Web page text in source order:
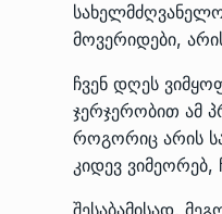
მოვერიდები,
ჩვენ დღეს
ჯერჯერობით ამ
როგორიც არის
კიდევ
შესაბამისად,